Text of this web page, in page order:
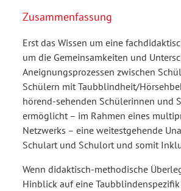
Zusammenfassung
Erst das Wissen um eine
um die Gemeinsamkeiten und
Aneignungsprozessen zwischen
Schülern mit Taubblindheit/
hörend-sehenden Schülerinnen und
ermöglicht – im Rahmen eines
Netzwerks – eine weitestgehende
Schulart und Schulort und somit
Wenn didaktisch-methodische
Hinblick auf eine